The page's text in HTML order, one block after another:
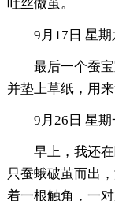
吐丝做茧。
9月17日 星期
最后一个蚕宝
并垫上草纸，用来
9月26日 星期
早上，我还在
只蚕蛾破茧而出
着一根触角，一